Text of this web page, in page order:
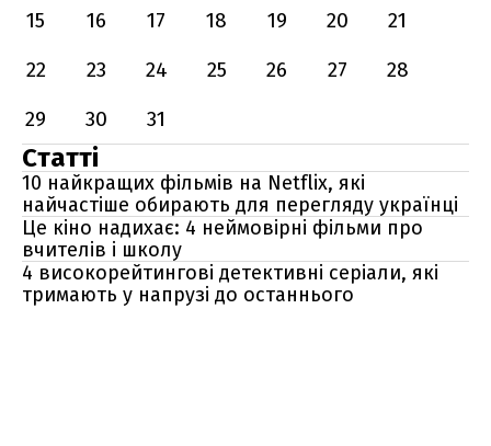
15
16 17 18 19 20
21
22
23 24 25 26 27
28
29
30 31
Статті
10 найкращих фільмів на Netflix, які
найчастіше обирають для перегляду українці
Це кіно надихає: 4 неймовірні фільми про
вчителів і школу
4 високорейтингові детективні серіали, які
тримають у напрузі до останнього